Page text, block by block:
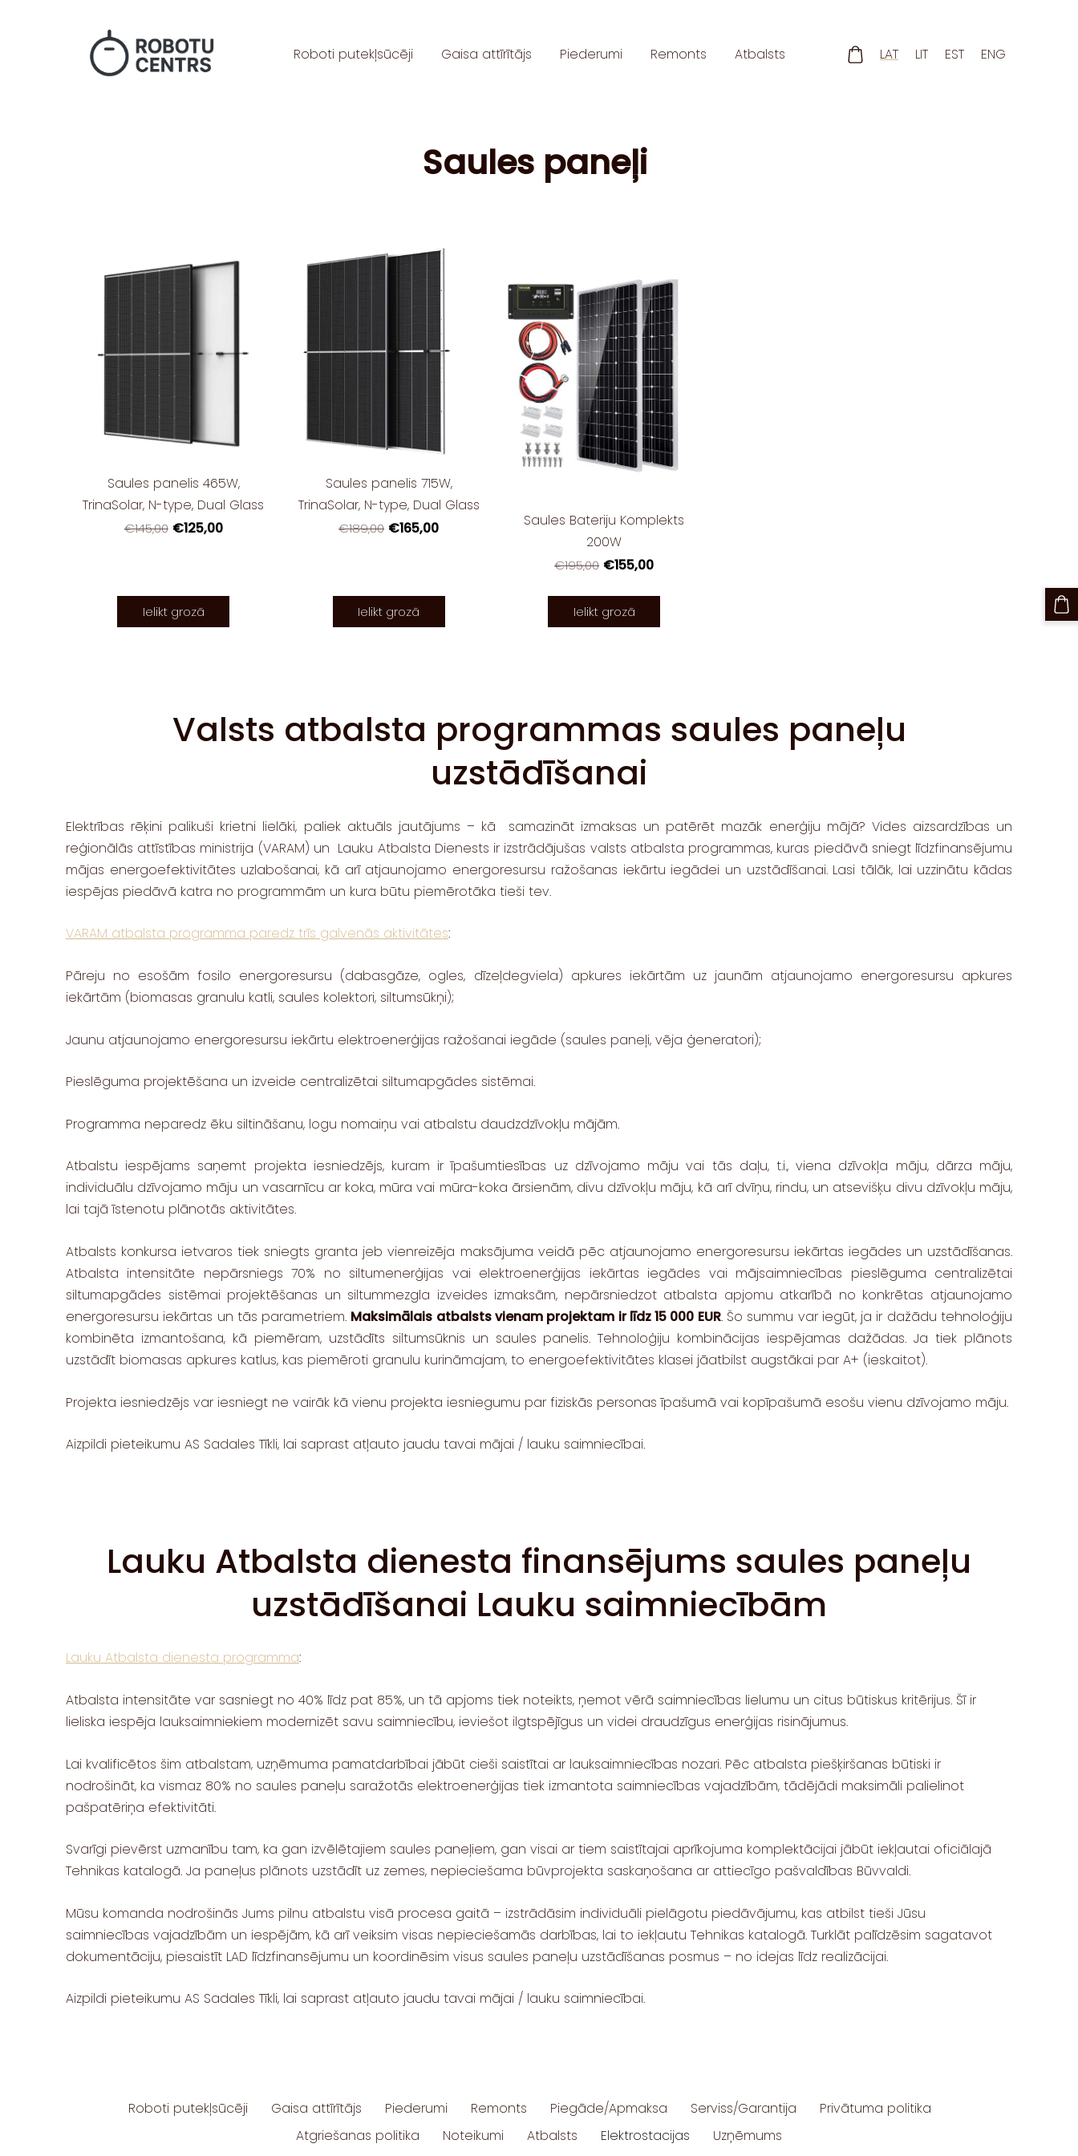
Roboti putekļsūcēji Gaisa attīrītājs Piederumi Remonts Atbalsts LAT LIT EST ENG
Saules paneļi
Saules panelis 465W,
TrinaSolar, N-type, Dual Glass
€145,00 €125,00
Ielikt grozā
Saules panelis 715W,
TrinaSolar, N-type, Dual Glass
€189,00 €165,00
Ielikt grozā
Saules Bateriju Komplekts
200W
€195,00 €155,00
Ielikt grozā
Valsts atbalsta programmas saules paneļu
uzstādīšanai
Elektrības rēķini palikuši krietni lielāki, paliek aktuāls jautājums – kā samazināt izmaksas un patērēt mazāk enerģiju mājā? Vides aizsardzības un
reģionālās attīstības ministrija (VARAM) un Lauku Atbalsta Dienests ir izstrādājušas valsts atbalsta programmas, kuras piedāvā sniegt līdzfinansējumu
mājas energoefektivitātes uzlabošanai, kā arī atjaunojamo energoresursu ražošanas iekārtu iegādei un uzstādīšanai. Lasi tālāk, lai uzzinātu kādas
iespējas piedāvā katra no programmām un kura būtu piemērotāka tieši tev.
VARAM atbalsta programma paredz trīs galvenās aktivitātes:
Pāreju no esošām fosilo energoresursu (dabasgāze, ogles, dīzeļdegviela) apkures iekārtām uz jaunām atjaunojamo energoresursu apkures
iekārtām (biomasas granulu katli, saules kolektori, siltumsūkņi);
Jaunu atjaunojamo energoresursu iekārtu elektroenerģijas ražošanai iegāde (saules paneļi, vēja ģeneratori);
Pieslēguma projektēšana un izveide centralizētai siltumapgādes sistēmai.
Programma neparedz ēku siltināšanu, logu nomaiņu vai atbalstu daudzdzīvokļu mājām.
Atbalstu iespējams saņemt projekta iesniedzējs, kuram ir īpašumtiesības uz dzīvojamo māju vai tās daļu, t.i., viena dzīvokļa māju, dārza māju,
individuālu dzīvojamo māju un vasarnīcu ar koka, mūra vai mūra-koka ārsienām, divu dzīvokļu māju, kā arī dvīņu, rindu, un atsevišķu divu dzīvokļu māju,
lai tajā īstenotu plānotās aktivitātes.
Atbalsts konkursa ietvaros tiek sniegts granta jeb vienreizēja maksājuma veidā pēc atjaunojamo energoresursu iekārtas iegādes un uzstādīšanas.
Atbalsta intensitāte nepārsniegs 70% no siltumenerģijas vai elektroenerģijas iekārtas iegādes vai mājsaimniecības pieslēguma centralizētai
siltumapgādes sistēmai projektēšanas un siltummezgla izveides izmaksām, nepārsniedzot atbalsta apjomu atkarībā no konkrētas atjaunojamo
energoresursu iekārtas un tās parametriem. Maksimālais atbalsts vienam projektam ir līdz 15 000 EUR. Šo summu var iegūt, ja ir dažādu tehnoloģiju
kombinēta izmantošana, kā piemēram, uzstādīts siltumsūknis un saules panelis. Tehnoloģiju kombinācijas iespējamas dažādas. Ja tiek plānots
uzstādīt biomasas apkures katlus, kas piemēroti granulu kurināmajam, to energoefektivitātes klasei jāatbilst augstākai par A+ (ieskaitot).
Projekta iesniedzējs var iesniegt ne vairāk kā vienu projekta iesniegumu par fiziskās personas īpašumā vai kopīpašumā esošu vienu dzīvojamo māju.
Aizpildi pieteikumu AS Sadales Tīkli, lai saprast atļauto jaudu tavai mājai / lauku saimniecībai.
Lauku Atbalsta dienesta finansējums saules paneļu
uzstādīšanai Lauku saimniecībām
Lauku Atbalsta dienesta programma:
Atbalsta intensitāte var sasniegt no 40% līdz pat 85%, un tā apjoms tiek noteikts, ņemot vērā saimniecības lielumu un citus būtiskus kritērijus. Šī ir
lieliska iespēja lauksaimniekiem modernizēt savu saimniecību, ieviešot ilgtspējīgus un videi draudzīgus enerģijas risinājumus.
Lai kvalificētos šim atbalstam, uzņēmuma pamatdarbībai jābūt cieši saistītai ar lauksaimniecības nozari. Pēc atbalsta piešķiršanas būtiski ir
nodrošināt, ka vismaz 80% no saules paneļu saražotās elektroenerģijas tiek izmantota saimniecības vajadzībām, tādējādi maksimāli palielinot
pašpatēriņa efektivitāti.
Svarīgi pievērst uzmanību tam, ka gan izvēlētajiem saules paneļiem, gan visai ar tiem saistītajai aprīkojuma komplektācijai jābūt iekļautai oficiālajā
Tehnikas katalogā. Ja paneļus plānots uzstādīt uz zemes, nepieciešama būvprojekta saskaņošana ar attiecīgo pašvaldības Būvvaldi.
Mūsu komanda nodrošinās Jums pilnu atbalstu visā procesa gaitā – izstrādāsim individuāli pielāgotu piedāvājumu, kas atbilst tieši Jūsu
saimniecības vajadzībām un iespējām, kā arī veiksim visas nepieciešamās darbības, lai to iekļautu Tehnikas katalogā. Turklāt palīdzēsim sagatavot
dokumentāciju, piesaistīt LAD līdzfinansējumu un koordinēsim visus saules paneļu uzstādīšanas posmus – no idejas līdz realizācijai.
Aizpildi pieteikumu AS Sadales Tīkli, lai saprast atļauto jaudu tavai mājai / lauku saimniecībai.
Roboti putekļsūcēji Gaisa attīrītājs Piederumi Remonts Piegāde/Apmaksa Serviss/Garantija
Privātuma politika
Atgriešanas politika
Noteikumi Atbalsts Elektrostacijas Uzņēmums